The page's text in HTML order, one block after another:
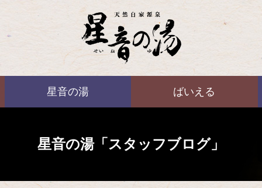
ばいえる
星音の湯 ばいえる
星音の湯「スタッフブログ」